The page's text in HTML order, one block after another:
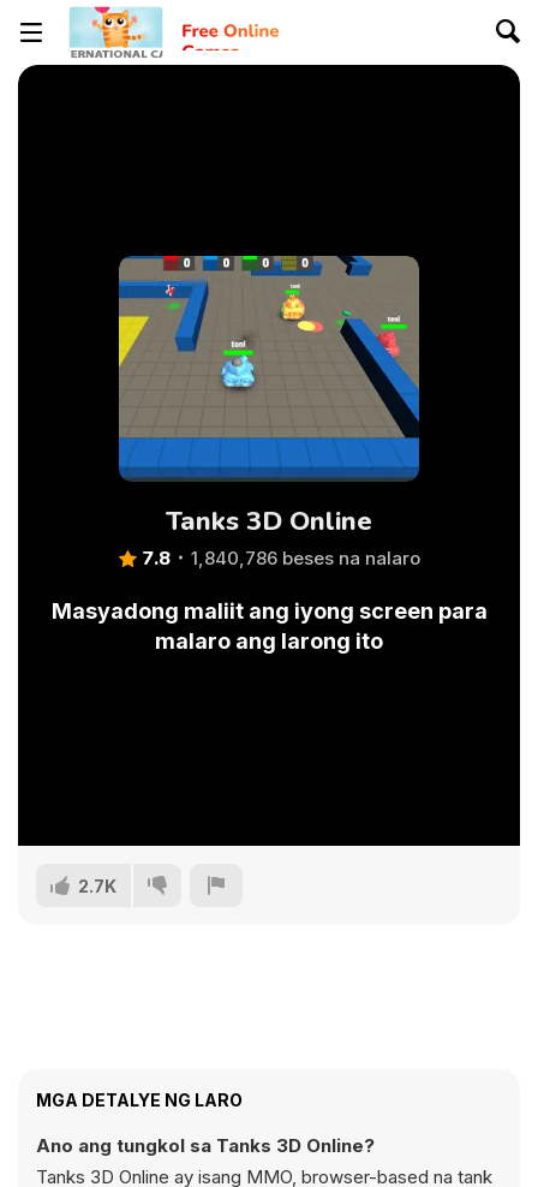
Tanks 3D Online
7.8 1,840,786 beses na nalaro
Masyadong maliit ang iyong screen para
malaro ang larong ito
2.7K
MGA DETALYE NG LARO
Ano ang tungkol sa Tanks 3D Online?
Tanks 3D Online ay isang MMO, browser-based na tank